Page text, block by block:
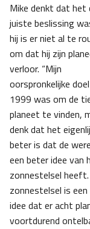
Mike denkt dat het
juiste beslissing
hij is er niet al te
om dat hij zijn
verloor. “Mijn
oorspronkelijke
1999 was om de
planeet te vinden,
denk dat het
beter is dat de
een beter idee van
zonnestelsel
zonnestelsel is
idee dat er acht
voortdurend